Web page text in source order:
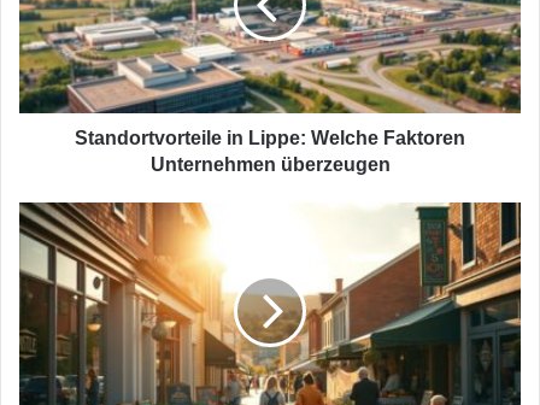
Faktoren
Unternehmen
überzeugen
Standortvorteile in Lippe: Welche Faktoren
Unternehmen überzeugen
Selbstständig
in
der
Region
welche
Voraussetzungen
gegeben